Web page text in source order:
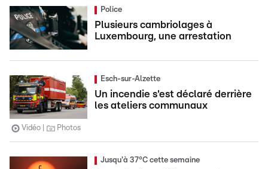
Police
Plusieurs cambriolages à
Luxembourg, une arrestation
Esch-sur-Alzette
Un incendie s'est déclaré derrière
les ateliers communaux
Vidéo Photos
Jusqu'à 37°C cette semaine